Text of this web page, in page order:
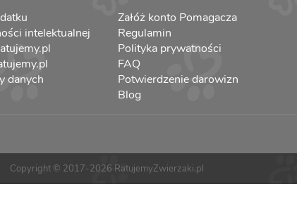
intelektualnej
danych
Załóż konto Pomagacza
Regulamin
Polityka prywatności
FAQ
Potwierdzenie darowizn
Blog
Copyright © 2017-2026 RatujemyZwierzaki.pl